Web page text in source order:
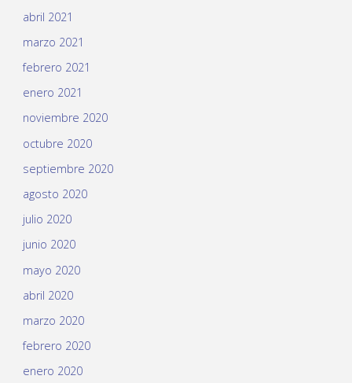
abril 2021
marzo 2021
febrero 2021
enero 2021
noviembre 2020
octubre 2020
septiembre 2020
agosto 2020
julio 2020
junio 2020
mayo 2020
abril 2020
marzo 2020
febrero 2020
enero 2020